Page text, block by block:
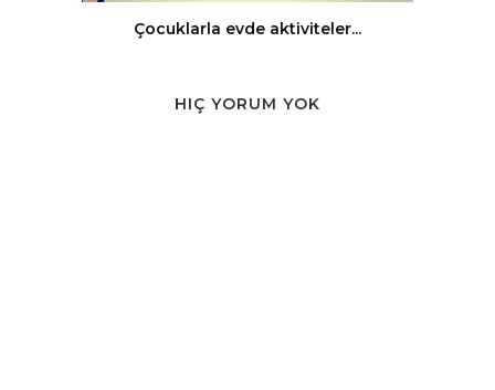
Çocuklarla evde aktiviteler...
HIÇ YORUM YOK